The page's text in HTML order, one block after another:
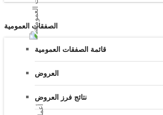
الصفقات العمومية
قائمة الصفقات العمومية
العروض
نتائج فرز العروض